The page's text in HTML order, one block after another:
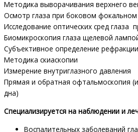
Методика выворачивания верхнего
Осмотр глаза при боковом
Исследование оптических сред глаза
Биомикроскопия глаза щелевой
Субъективное определение
Методика скиаскопии
Измерение внутриглазного давления
Прямая и обратная офтальмоскопия
дна)
Специализируется на наблюдении и
Воспалительных заболеваний